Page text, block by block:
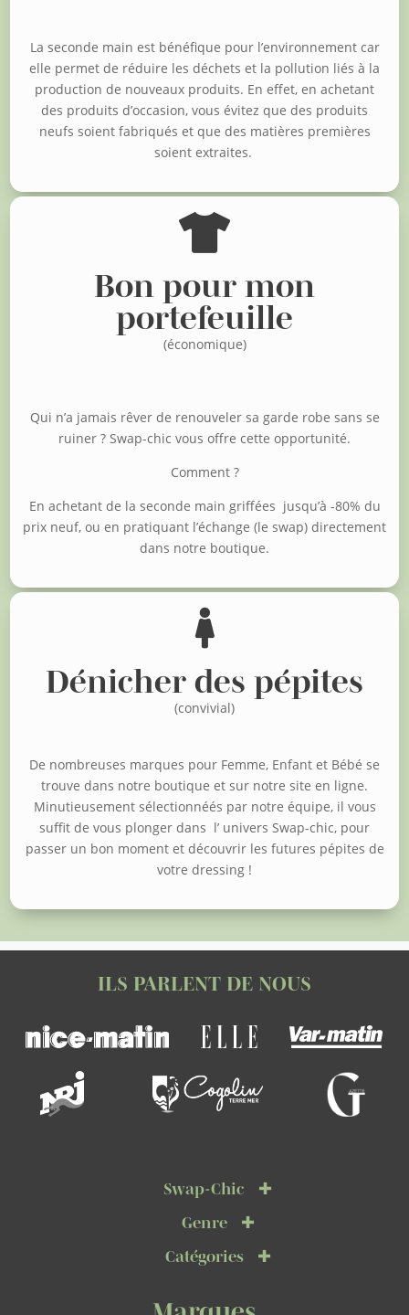
La seconde main est bénéfique pour l’environnement car
elle permet de réduire les déchets et la pollution liés à la
production de nouveaux produits. En effet, en achetant
des produits d’occasion, vous évitez que des produits
neufs soient fabriqués et que des matières premières
soient extraites.

Bon pour mon
portefeuille
(économique)
Qui n’a jamais rêver de renouveler sa garde robe sans se
ruiner ? Swap-chic vous offre cette opportunité.
Comment ?
En achetant de la seconde main griffées jusqu’à -80% du
prix neuf, ou en pratiquant l’échange (le swap) directement
dans notre boutique.

Dénicher des pépites
(convivial)
De nombreuses marques pour Femme, Enfant et Bébé se
trouve dans notre boutique et sur notre site en ligne.
Minutieusement sélectionnéés par notre équipe, il vous
suffit de vous plonger dans l’ univers Swap-chic, pour
passer un bon moment et découvrir les futures pépites de
votre dressing !
ILS PARLENT DE NOUS
Swap-Chic
Genre
Catégories